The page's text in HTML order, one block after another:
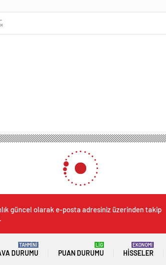
güncel olarak e-posta adresiniz üzerinden takip
DURUMU
TAHMİNİ
PUAN DURUMU
LİG
HISSELER
EKONOMİ